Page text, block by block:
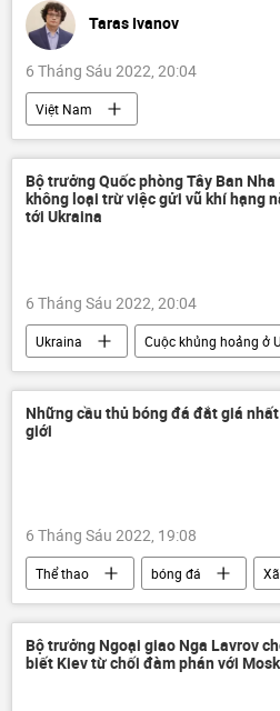
Taras Ivanov
6 Tháng Sáu 2022, 20:04
Việt Nam
Bộ Lao động - Thương binh và Xã hội
Bộ Giáo dục và Đào Tạo
Bộ Công an Việt Nam
học sinh
Bộ trưởng Quốc phòng Tây Ban Nha
không loại trừ việc gửi vũ khí hạng
tới Ukraina
6 Tháng Sáu 2022, 20:04
Ukraina
Cuộc khủng hoảng ở
Quân sự
lực lượng vũ trang
Thiết bị quân sự
Tây Ban Nha
Những cầu thủ bóng đá đắt giá
giới
6 Tháng Sáu 2022, 19:08
Thể thao bóng đá
Thế giới
Kylian Mbappé
Bộ trưởng Ngoại giao Nga Lavrov
biết Kiev từ chối đàm phán với